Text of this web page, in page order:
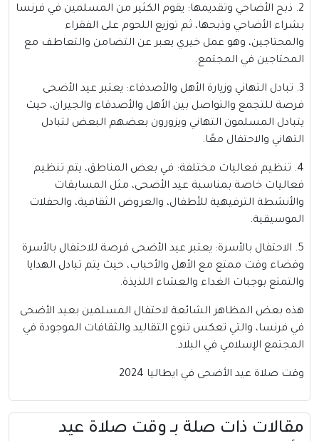
2. ذبح الأضاحي وتقديمها: يقوم الكثير من المسلمين في فرنسا
بشراء الأضاحي وذبحها، ثم توزيع اللحوم على الفقراء
والمحتاجين، وهو عمل خيري يعبر عن التضامن والتعاطف مع
المحتاجين في المجتمع.
3. تبادل التهاني وزيارة الأهل والأصدقاء: يعتبر عيد الأضحى
فرصة للتجمع والتواصل بين الأهل والأصدقاء والجيران، حيث
يتبادل المسلمون التهاني ويزورون بعضهم البعض لتبادل
التهاني والاحتفال معًا.
4. تنظيم فعاليات مختلفة: في بعض المناطق، يتم تنظيم
فعاليات خاصة بمناسبة عيد الأضحى، مثل المسابقات
والأنشطة الترفيهية للأطفال، والعروض الثقافية، والحفلات
الموسيقية.
5. الاحتفال بالأسرة: يعتبر عيد الأضحى فرصة للاحتفال بالأسرة
وقضاء وقت ممتع مع الأهل والأحباب، حيث يتم تبادل الهدايا
والتمتع بوجبات الغداء والعشاء اللذيذة.
هذه بعض المظاهر الشائعة لاحتفال المسلمين بعيد الأضحى
في فرنسا، والتي تعكس تنوع التقاليد والثقافات الموجودة في
المجتمع الإسلامي في البلاد.
وقت صلاة عيد الأضحى في ايطاليا 2024
مقالات ذات صلة بــ وقت صلاة عيد